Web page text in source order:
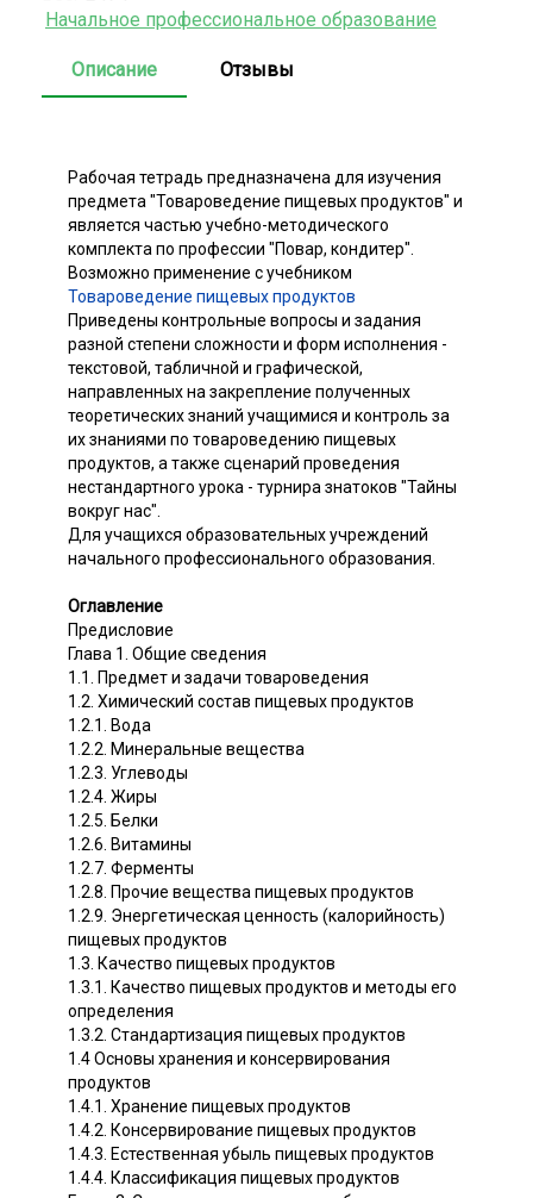
Начальное профессиональное образование
Описание Отзывы
Рабочая тетрадь предназначена для изучения
предмета "Товароведение пищевых продуктов" и
является частью учебно-методического
комплекта по профессии "Повар, кондитер".
Возможно применение с учебником
Товароведение пищевых продуктов
Приведены контрольные вопросы и задания
разной степени сложности и форм исполнения -
текстовой, табличной и графической,
направленных на закрепление полученных
теоретических знаний учащимися и контроль за
их знаниями по товароведению пищевых
продуктов, а также сценарий проведения
нестандартного урока - турнира знатоков "Тайны
вокруг нас".
Для учащихся образовательных учреждений
начального профессионального образования.
Оглавление
Предисловие
Глава 1. Общие сведения
1.1. Предмет и задачи товароведения
1.2. Химический состав пищевых продуктов
1.2.1. Вода
1.2.2. Минеральные вещества
1.2.3. Углеводы
1.2.4. Жиры
1.2.5. Белки
1.2.6. Витамины
1.2.7. Ферменты
1.2.8. Прочие вещества пищевых продуктов
1.2.9. Энергетическая ценность (калорийность)
пищевых продуктов
1.3. Качество пищевых продуктов
1.3.1. Качество пищевых продуктов и методы его
определения
1.3.2. Стандартизация пищевых продуктов
1.4 Основы хранения и консервирования
продуктов
1.4.1. Хранение пищевых продуктов
1.4.2. Консервирование пищевых продуктов
1.4.3. Естественная убыль пищевых продуктов
1.4.4. Классификация пищевых продуктов